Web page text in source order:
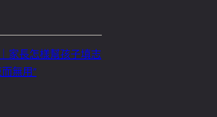
家長怎樣幫孩子填志
無用”